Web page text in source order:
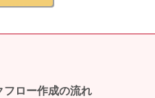
フロー作成の流れ